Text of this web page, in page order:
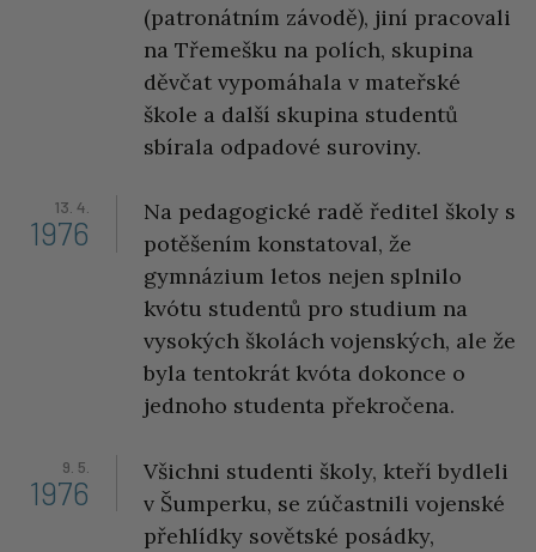
(patronátním závodě), jiní pracovali
na Třemešku na polích, skupina
děvčat vypomáhala v mateřské
škole a další skupina studentů
sbírala odpadové suroviny.
13. 4.
1976
Na pedagogické radě ředitel školy s
potěšením konstatoval, že
gymnázium letos nejen splnilo
kvótu studentů pro studium na
vysokých školách vojenských, ale že
byla tentokrát kvóta dokonce o
jednoho studenta překročena.
9. 5.
1976
Všichni studenti školy, kteří bydleli
v Šumperku, se zúčastnili vojenské
přehlídky sovětské posádky,